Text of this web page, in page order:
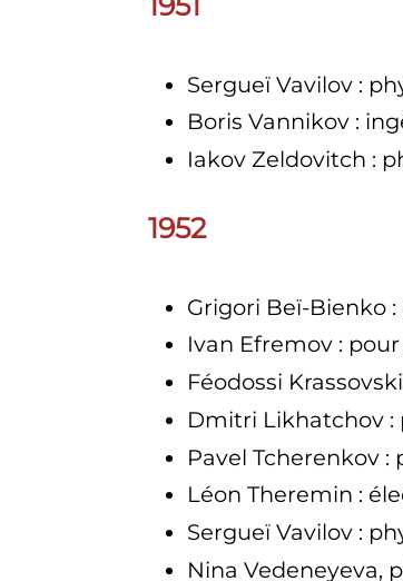
Sergueï Vavilov :
Boris Vannikov :
Iakov Zeldovitch :
1952
Grigori Beï-Bienko
Ivan Efremov :
Féodossi Krassovski
Dmitri Likhatchov :
Pavel Tcherenkov :
Léon Theremin :
Sergueï Vavilov :
Nina Vedeneyeva,